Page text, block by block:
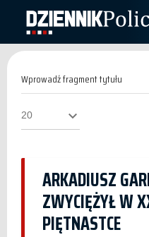
Wprowadź
fragment
tytułu
Pokaż
#
ARKADIUSZ
ZWYCIĘŻYŁ W
PIĘTNASTCE